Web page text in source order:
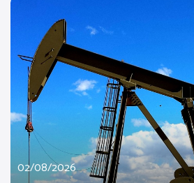
02/08/2026